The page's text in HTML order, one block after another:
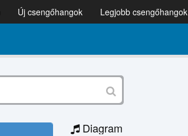
Új csengőhangok Legjobb csengőhangok
Diagram